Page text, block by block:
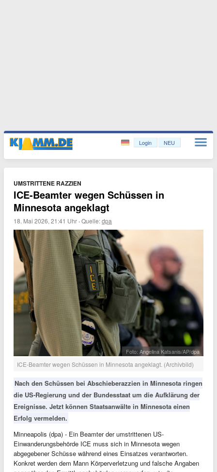
Login NEU
UMSTRITTENE RAZZIEN
ICE-Beamter wegen Schüssen in
Minnesota angeklagt
18. Mai 2026, 21:41 Uhr ·Quelle:dpa
Foto: Angelina Katsanis/AP/dpa
ICE-Beamter wegen Schüssen in Minnesota angeklagt. (Archivbild)
Nach den Schüssen bei Abschieberazzien in Minnesota ringen
die US-Regierung und der Bundesstaat um die Aufklärung der
Ereignisse. Jetzt können Staatsanwälte in Minnesota einen
Erfolg vermelden.
Minneapolis (dpa) - Ein Beamter der umstrittenen US-
Einwanderungsbehörde ICE muss sich in Minnesota wegen
abgegebener Schüsse während eines Einsatzes verantworten.
Konkret werden dem Mann Körperverletzung und falsche Angaben